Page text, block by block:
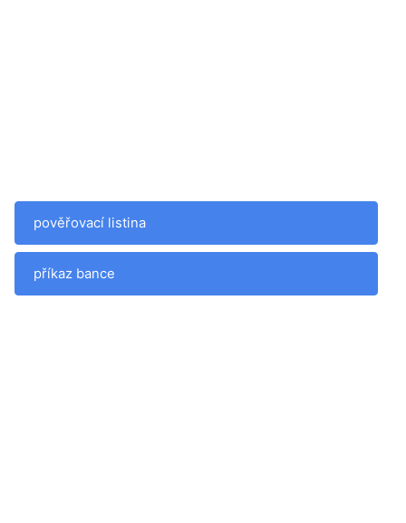
pověřovací listina
příkaz bance